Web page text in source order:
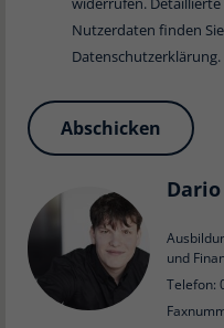
Nutzerdaten finden
Datenschutzerklärung.
Abschicken
und
Telefon: